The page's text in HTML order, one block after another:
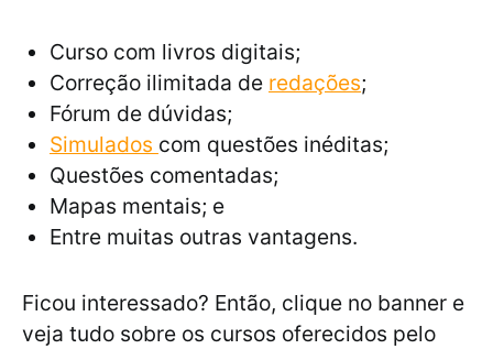
Curso com livros digitais;
Correção ilimitada de redações;
Fórum de dúvidas;
Simulados com questões inéditas;
Questões comentadas;
Mapas mentais; e
Entre muitas outras vantagens.
Ficou interessado? Então, clique no banner e
veja tudo sobre os cursos oferecidos pelo